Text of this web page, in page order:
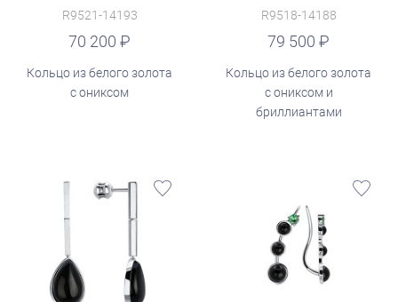
R9521-14193
70 200
Кольцо из белого золота
с ониксом
R9518-14188
79 500
Кольцо из белого золота
с ониксом и
бриллиантами